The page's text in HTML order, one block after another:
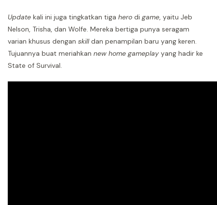
Update kali ini juga tingkatkan tiga hero di game, yaitu Jeb
Nelson, Trisha, dan Wolfe. Mereka bertiga punya seragam
varian khusus dengan skilldan penampilan baru yang keren.
Tujuannya buat meriahkan new home gameplay yang hadir ke
State of Survival.